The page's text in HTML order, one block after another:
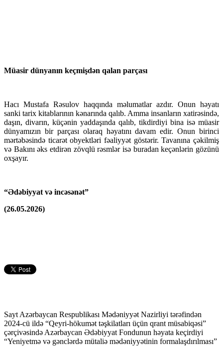
Müasir dünyanın keçmişdən qalan parçası
Hacı Mustafa Rəsulov haqqında məlumatlar azdır. Onun həyatı
sanki tarix kitablarının kənarında qalıb. Amma insanların xatirəsində,
daşın, divarın, küçənin yaddaşında qalıb, tikdirdiyi bina isə müasir
dünyamızın bir parçası olaraq həyatını davam edir. Onun birinci
mərtəbəsində ticarət obyektləri fəaliyyət göstərir. Tavanına çəkilmiş
və Bakını əks etdirən zövqlü rəsmlər isə buradan keçənlərin gözünü
oxşayır.
“Ədəbiyyat və incəsənət”
(26.05.2026)
Sayt Azərbaycan Respublikası Mədəniyyət Nazirliyi tərəfindən
2024-cü ildə “Qeyri-hökumət təşkilatları üçün qrant müsabiqəsi”
çərçivəsində Azərbaycan Ədəbiyyat Fondunun həyata keçirdiyi
“Yeniyetmə və gənclərdə mütaliə mədəniyyətinin formalaşdırılması”